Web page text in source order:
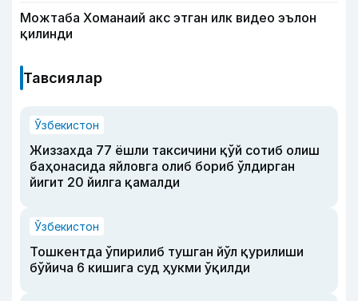
Можтаба Хоманаий акс этган илк видео эълон
қилинди
Тавсиялар
Ўзбекистон
Жиззахда 77 ёшли таксичини қўй сотиб олиш
баҳонасида яйловга олиб бориб ўлдирган
йигит 20 йилга қамалди
Ўзбекистон
Тошкентда ўпирилиб тушган йўл қурилиши
бўйича 6 кишига суд ҳукми ўқилди